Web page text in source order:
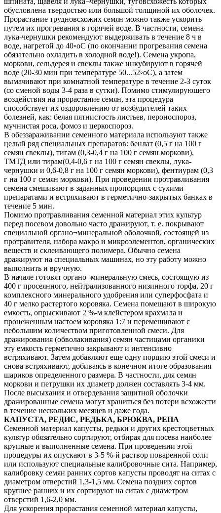
обусловлена твердостью или большой толщиной их оболочек.
Прорастание трудновсхожих семян можно также ускорить
путем их прогревания в горячей воде. В частности, семена
лука-чернушки рекомендуют выдерживать в течение 8 ч в
воде, нагретой до 40◦оС (по окончании прогревания семена
обязательно охладить в холодной воде!). Семена укропа,
моркови, сельдерея и свеклы также инкубируют в горячей
воде (20-30 мин при температуре 50...52◦оС), а затем
вымачивают при комнатной температуре в течение 2-3 суток
(со сменой воды 3-4 раза в сутки). Помимо стимулирующего
воздействия на прорастание семян, эта процедура
способствует их оздоровлению от возбудителей таких
болезней, как: белая пятнистость листьев, пероноспороз,
мучнистая роса, фомоз и церкоспороз.
В обеззараживании семенного материала используют также
целый ряд специальных препаратов: бенлат (0,5 г на 100 г
семян свеклы), тигам (0,3-0,4 г на 100 г семян моркови),
ТМТД или тирам(0,4-0,6 г на 100 г семян свеклы, лука-
чернушки и 0,6-0,8 г на 100 г семян моркови), фентиурам (0,3
г на 100 г семян моркови). При проведении протравливания
семена смешивают в заданных пропорциях с сухими
препаратами и встряхивают в герметично-закрытых банках в
течение 5 мин.
Помимо протравливания семенной материал этих культур
перед посевом довольно часто дражируют, т. е. покрывают
специальной органо¬минеральной оболочкой, состоящей из
протравителя, набора макро­ и микроэлементов, органических
веществ и склеивающего полимера. Обычно семена
дражируют на специальных машинах, но эту работу можно
выполнить и вручную.
В начале готовят органо¬минеральную смесь, состоящую из
400 г просеянного, нейтрализованного низинного торфа, 20 г
комплексного минерального удобрения или суперфосфата и
40 г мелко растертого коровяка. Семена помещают в широкую
емкость, опрыскивают 2 %-м клейстером крахмала и
процеженным настоем коровяка 1:7 и перемешивают с
небольшим количеством приготовленной смеси. Для
дражирования (обволакивания) семян частицами органики
эту емкость герметично закрывают и интенсивно
встряхивают. Затем добавляют еще одну порцию этой смеси и
снова встряхивают, добиваясь в конечном итоге образования
шариков определенного размера. В частности, для семян
моркови и петрушки их диаметр должен составлять 3-4 мм.
После высыхания и отвердевания защитной оболочки
дражированные семена могут храниться без потери всхожести
в течение нескольких месяцев и даже года.
КАПУСТА, РЕДИС, РЕДЬКА, БРЮКВА, РЕПА
Семенной материал капусты, редьки и других крестоцветных
культур обязательно сортируют, отбирая для посева наиболее
крупные и выполненные семена. При проведении этой
процедуры их опускают в 3-5 %-й раствор поваренной соли
или используют специальные калибровочные сита. Например,
калибровку семян ранних сортов капусты проводят на ситах с
диаметром отверстий 1,3-1,5 мм. Семена поздних сортов
крупнее ранних и их сортируют на ситах с диаметром
отверстий 1,6-2,0 мм.
Для ускорения прорастания семенной материал капусты,